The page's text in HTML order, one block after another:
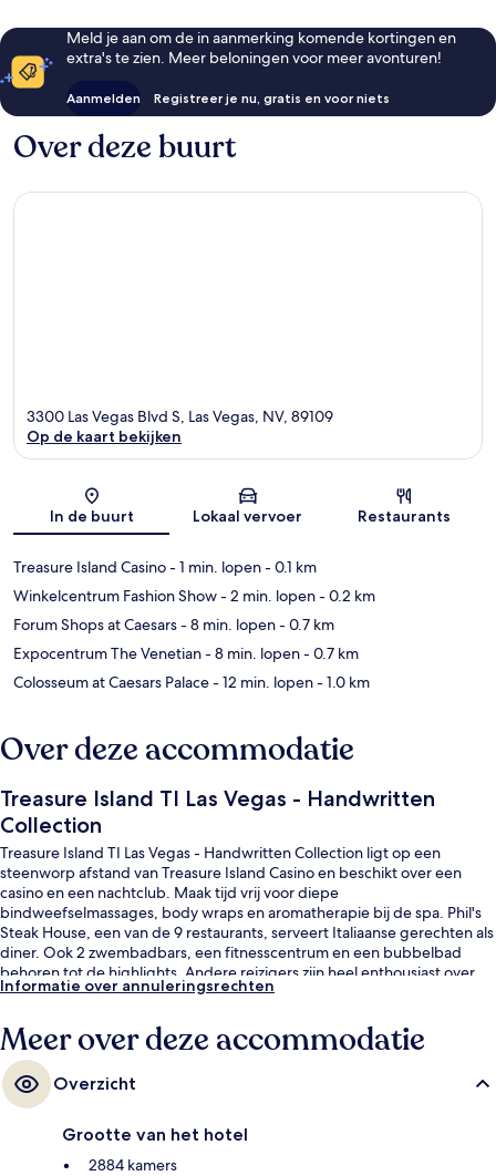
Meld je aan om de in aanmerking komende kortingen en
extra's te zien. Meer beloningen voor meer avonturen!
Aanmelden Registreer je nu, gratis en voor niets
Over deze buurt
Kaart
3300 Las Vegas Blvd S, Las Vegas, NV, 89109
Op de kaart bekijken
In de buurt Lokaal vervoer Restaurants
Treasure Island Casino- 1 min. lopen- 0.1 km
Winkelcentrum Fashion Show- 2 min. lopen- 0.2 km
Forum Shops at Caesars- 8 min. lopen- 0.7 km
Expocentrum The Venetian- 8 min. lopen- 0.7 km
Colosseum at Caesars Palace- 12 min. lopen- 1.0 km
Over deze accommodatie
Treasure Island TI Las Vegas - Handwritten
Collection
Treasure Island TI Las Vegas - Handwritten Collection ligt op een
steenworp afstand van Treasure Island Casino en beschikt over een
casino en een nachtclub. Maak tijd vrij voor diepe
bindweefselmassages, body wraps en aromatherapie bij de spa. Phil's
Steak House, een van de 9 restaurants, serveert Italiaanse gerechten als
diner. Ook 2 zwembadbars, een fitnesscentrum en een bubbelbad
behoren tot de highlights. Andere reizigers zijn heel enthousiast over
het zwembad en de comfortabele bedden. De accommodatie ligt op
Harrah’s & The LINQ Station.
Informatie over annuleringsrechten
Meer over deze accommodatie
Overzicht
Grootte van het hotel
2884 kamers